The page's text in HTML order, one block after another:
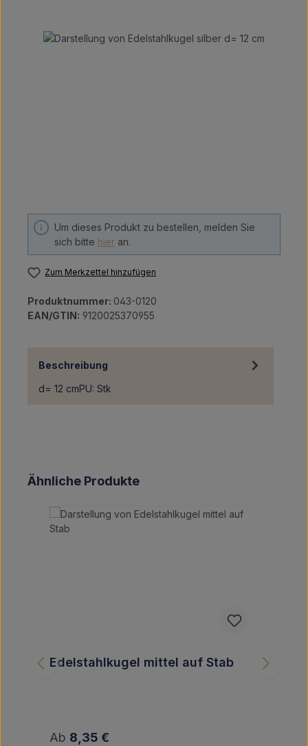
Bildergalerie überspringen
Um dieses Produkt zu bestellen, melden Sie
sich bitte hier an.
Zum Merkzettel hinzufügen
Produktnummer: 043-0120
EAN/GTIN: 9120025370955
Beschreibung
d= 12 cmPU: Stk
Produktgalerie überspringen
Ähnliche Produkte
Edelstahlkugel mittel auf Stab
Regulärer Preis:
Ab 8,35 €